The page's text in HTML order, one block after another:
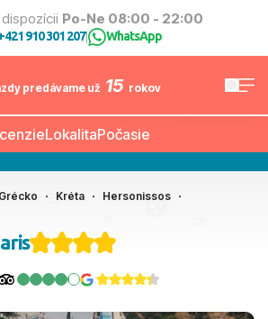
Po-Ne 08:00 - 22:00
910 301 207| WhatsApp
predávame už 15 rokov
LokalitaPočasie
Grécko Kréta
Hersonissos